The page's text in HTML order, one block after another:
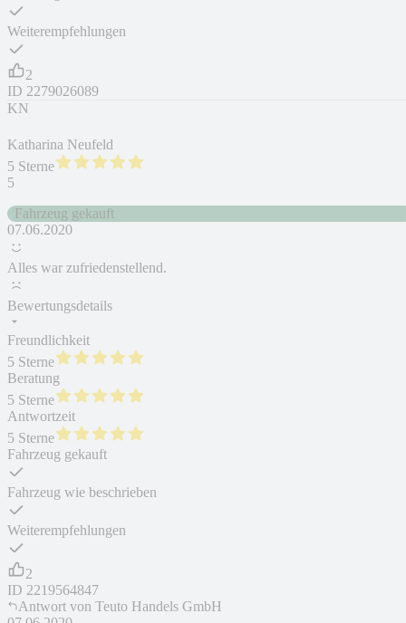
Weiterempfehlungen
2
ID 2279026089
KN
Katharina Neufeld
5 Sterne
5
Fahrzeug gekauft
07.06.2020
Alles war zufriedenstellend.
Bewertungsdetails
Freundlichkeit
5 Sterne
Beratung
5 Sterne
Antwortzeit
5 Sterne
Fahrzeug gekauft
Fahrzeug wie beschrieben
Weiterempfehlungen
2
ID 2219564847
Antwort von Teuto Handels GmbH